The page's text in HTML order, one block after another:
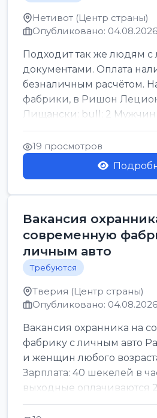
Нетивот (Центр страны)
Опубликовано: 04.08.2026
Подходит так же людям
документами. Оплата
безналичным расчётом.
фабрики, в Ришон
Лищански: bull; 2 Мужчин
машинку рисовых
19 просмотров
Вакансия
современную
личным авто
Требуются
Тверия (Центр страны)
Опубликовано: 04.08.2026
Вакансия охранника на
фабрику с личным авто
и женщин любого
Зарплата: 40 шекелей в
выходные оплачиваются
смены утро день ночь ...